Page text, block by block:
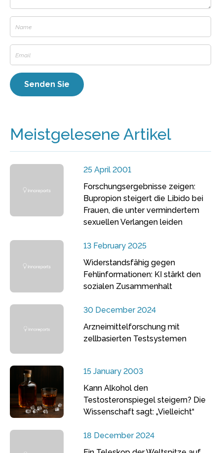
Meistgelesene Artikel
25 April 2001
Forschungsergebnisse zeigen:
Bupropion steigert die Libido bei
Frauen, die unter vermindertem
sexuellen Verlangen leiden
13 February 2025
Widerstandsfähig gegen
Fehlinformationen: KI stärkt den
sozialen Zusammenhalt
30 December 2024
Arzneimittelforschung mit
zellbasierten Testsystemen
15 January 2003
Kann Alkohol den
Testosteronspiegel steigern? Die
Wissenschaft sagt: „Vielleicht“
18 December 2024